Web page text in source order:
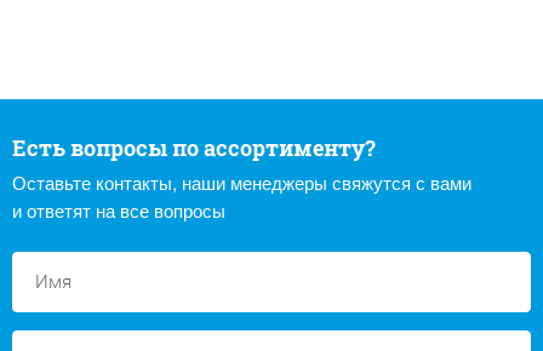
Есть вопросы по ассортименту?
Оставьте контакты, наши менеджеры свяжутся с вами
и ответят на все вопросы